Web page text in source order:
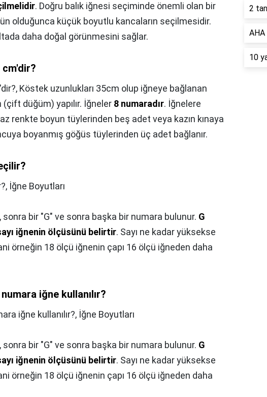
. Doğru balık iğnesi seçiminde önemli olan bir
olduğunca küçük boyutlu kancaların seçilmesidir.
daha doğal görünmesini sağlar.
cm'dir?
Köstek uzunlukları 35cm olup iğneye bağlanan
düğüm) yapılır. İğneler 8 numaradır. İğnelere
renkte boyun tüylerinden beş adet veya kazın kınaya
boyanmış göğüs tüylerinden üç adet bağlanır.
İğne Boyutları
bir "G" ve sonra başka bir numara bulunur. G
iğnenin ölçüsünü belirtir. Sayı ne kadar yüksekse
örneğin 18 ölçü iğnenin çapı 16 ölçü iğneden daha
iğne kullanılır?
iğne kullanılır?, İğne Boyutları
bir "G" ve sonra başka bir numara bulunur. G
iğnenin ölçüsünü belirtir. Sayı ne kadar yüksekse
örneğin 18 ölçü iğnenin çapı 16 ölçü iğneden daha
2
AHA
10